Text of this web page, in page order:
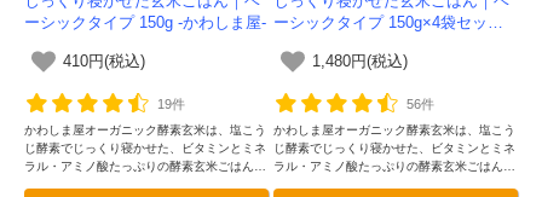
ーシックタイプ 150g -かわしま屋-
410円(税込)
19件
かわしま屋オーガニック酵素玄米は、塩こう
じ酵素でじっくり寝かせた、ビタミンとミネ
ラル・アミノ酸たっぷりの酵素玄米ごはんで
ーシックタイプ 150g×4袋セット -
1,480円(税込)
56件
かわしま屋オーガニック酵素玄米は、塩こう
じ酵素でじっくり寝かせた、ビタミンとミネ
ラル・アミノ酸たっぷりの酵素玄米ごはんで